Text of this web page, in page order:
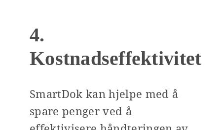
4.
Kostnadseffektivitet
SmartDok kan hjelpe med å
spare penger ved å